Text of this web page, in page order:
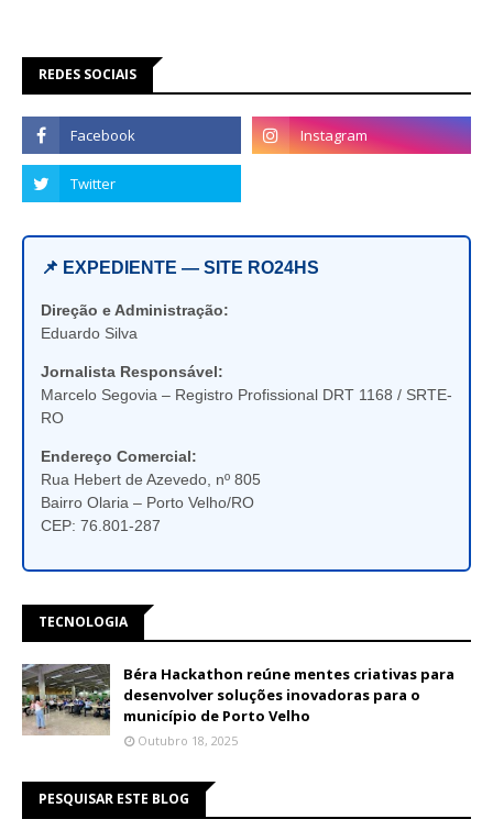
REDES SOCIAIS
📌 EXPEDIENTE — SITE RO24HS
Direção e Administração:
Eduardo Silva
Jornalista Responsável:
Marcelo Segovia – Registro Profissional DRT 1168 / SRTE-
RO
Endereço Comercial:
Rua Hebert de Azevedo, nº 805
Bairro Olaria – Porto Velho/RO
CEP: 76.801-287
TECNOLOGIA
Béra Hackathon reúne mentes criativas para
desenvolver soluções inovadoras para o
município de Porto Velho
Outubro 18, 2025
PESQUISAR ESTE BLOG